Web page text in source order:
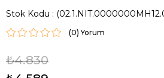
Stok Kodu
(0)
₺4.830